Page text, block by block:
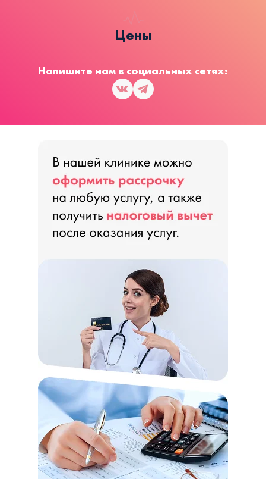
Цены
Напишите нам в социальных сетях: